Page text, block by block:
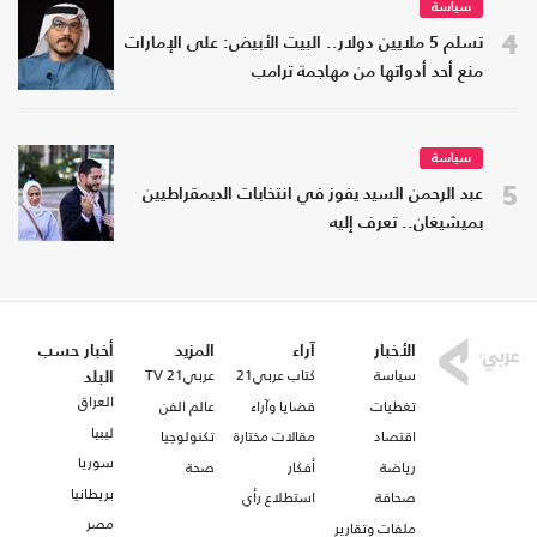
4
سياسة
تسلم 5 ملايين دولار.. البيت الأبيض: على الإمارات
منع أحد أدواتها من مهاجمة ترامب
5
سياسة
عبد الرحمن السيد يفوز في انتخابات الديمقراطيين
بميشيغان.. تعرف إليه
الأخبار
سياسة
تغطيات
اقتصاد
رياضة
صحافة
ملفات وتقارير
آراء
كتاب عربي21
قضايا وآراء
مقالات مختارة
أفكار
استطلاع رأي
المزيد
عربي21 TV
عالم الفن
تكنولوجيا
صحة
أخبار حسب
البلد
العراق
ليبيا
سوريا
بريطانيا
مصر